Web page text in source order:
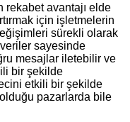
rekabet avantajı elde
için işletmelerin
sürekli olarak
sayesinde
mesajlar iletebilir ve
bir şekilde
etkili bir şekilde
pazarlarda bile